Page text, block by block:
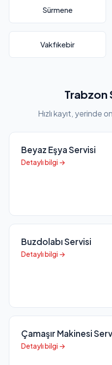
Sürmene
Vakfıkebir
Trabzon
Hızlı kayıt, yerinde
Beyaz Eşya Servisi
Detaylı bilgi →
Buzdolabı Servisi
Detaylı bilgi →
Çamaşır Makinesi
Detaylı bilgi →